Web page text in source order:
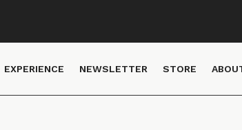
EXPERIENCE NEWSLETTER STORE